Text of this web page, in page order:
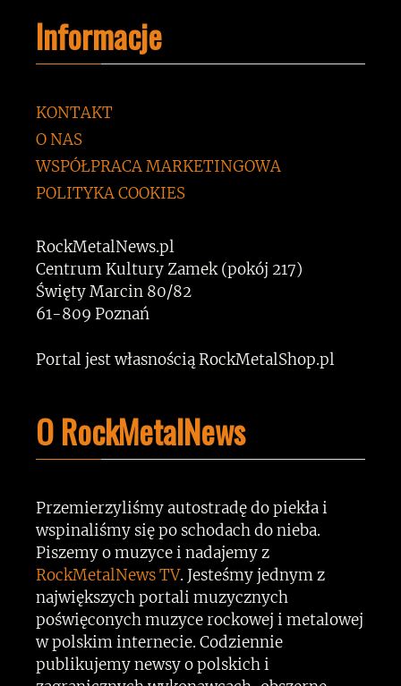
Informacje
KONTAKT
O NAS
WSPÓŁPRACA MARKETINGOWA
POLITYKA COOKIES
RockMetalNews.pl
Centrum Kultury Zamek (pokój 217)
Święty Marcin 80/82
61-809 Poznań
Portal jest własnością RockMetalShop.pl
O RockMetalNews
Przemierzyliśmy autostradę do piekła i
wspinaliśmy się po schodach do nieba.
Piszemy o muzyce i nadajemy z
RockMetalNews TV. Jesteśmy jednym z
największych portali muzycznych
poświęconych muzyce rockowej i metalowej
w polskim internecie. Codziennie
publikujemy newsy o polskich i